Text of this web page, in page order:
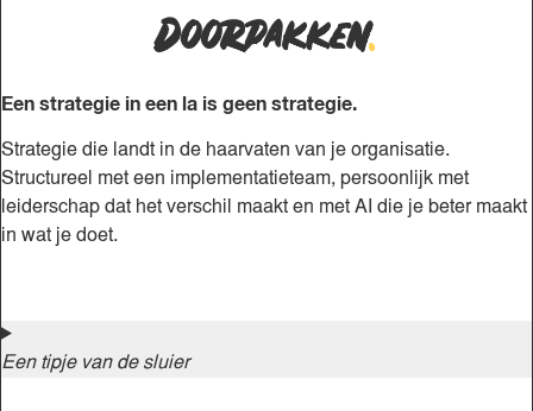
Doorpakken.
Een strategie in een la is geen strategie.
Strategie die landt in de haarvaten van je organisatie.
Structureel met een implementatieteam, persoonlijk met
leiderschap dat het verschil maakt en met AI die je beter maakt
in wat je doet.
Een tipje van de sluier